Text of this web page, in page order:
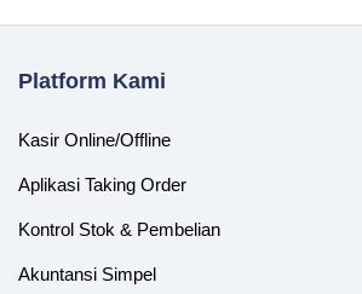
Platform Kami
Kasir Online/Offline
Aplikasi Taking Order
Kontrol Stok & Pembelian
Akuntansi Simpel